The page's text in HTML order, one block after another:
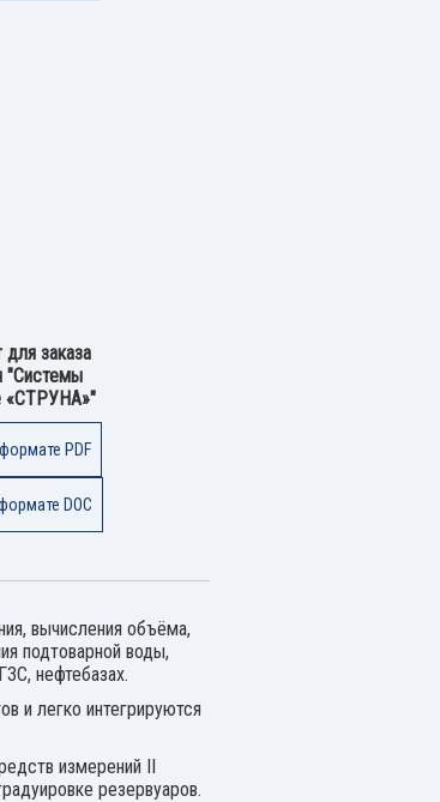
заказа
"Системы
«СТРУНА»"
PDF
DOC
вычисления объёма,
подтоварной воды,
нефтебазах.
и легко интегрируются
измерений II
резервуаров.